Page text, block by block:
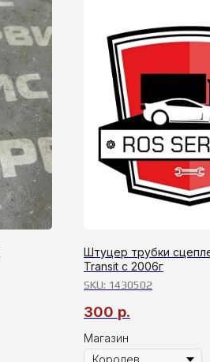
Штуцер трубки
Transit c 2006г
SKU: 1430502
300 р.
Магазин